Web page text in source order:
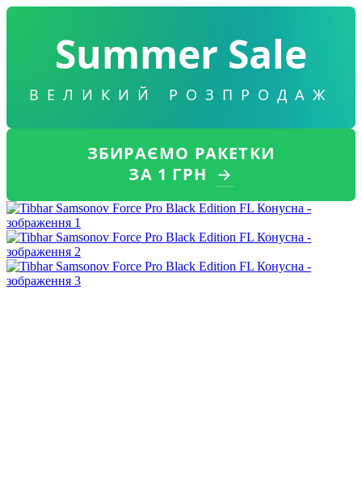
Summer Sale
ВЕЛИКИЙ РОЗПРОДАЖ
ЗБИРАЄМО РАКЕТКИ
ЗА 1 ГРН →